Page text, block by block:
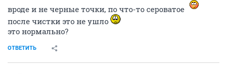
вроде и не черные точки, по что-то сероватое
после чистки это не ушло
это нормально?
ОТВЕТИТЬ